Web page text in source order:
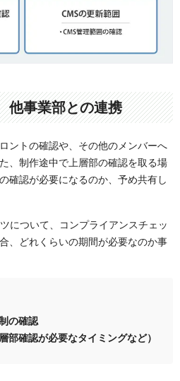
他事業部との連携
ントの確認や、その他のメンバーへ
、制作途中で上層部の確認を取る場
確認が必要になるのか、予め共有し
について、コンプライアンスチェッ
、どれくらいの期間が必要なのか事
の確認
部確認が必要なタイミングなど）